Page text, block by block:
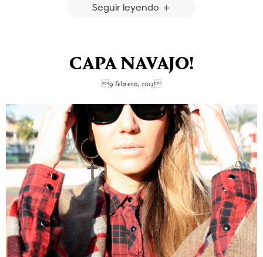
Seguir leyendo
CAPA NAVAJO!
9 febrero, 2013